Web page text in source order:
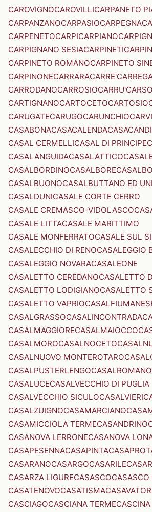
CAROVIGNOCAROVILLICARPANETO
CARPANZANOCARPASIOCARPEGNA
CARPENETOCARPICARPIANO
CARPIGNANO SESIACARPINETI
CARPINETO ROMANOCARPINETO
CARPINONECARRARACARRE'
CARRODANOCARROSIOCARRU'
CARTIGNANOCARTOCETOCARTOSIO
CARUGATECARUGOCARUNCHIO
CASABONACASACALENDA
CASAL CERMELLICASAL DI PRINCIPE
CASALANGUIDACASALATTICO
CASALBORDINOCASALBORE
CASALBUONOCASALBUTTANO ED
CASALDUNICASALE CORTE CERRO
CASALE CREMASCO-VIDOLASCO
CASALE LITTACASALE MARITTIMO
CASALE MONFERRATOCASALE SUL
CASALECCHIO DI RENOCASALEGGIO
CASALEGGIO NOVARACASALEONE
CASALETTO CEREDANOCASALETTO
CASALETTO LODIGIANOCASALETTO
CASALETTO VAPRIO
CASALGRASSOCASALINCONTRADA
CASALMAGGIORECASALMAIOCCO
CASALMOROCASALNOCETO
CASALNUOVO MONTEROTARO
CASALPUSTERLENGOCASALROMANO
CASALUCECASALVECCHIO DI PUGLIA
CASALVECCHIO SICULOCASALVIERI
CASALZUIGNOCASAMARCIANO
CASAMICCIOLA TERMECASANDRINO
CASANOVA LERRONECASANOVA
CASAPESENNACASAPINTA
CASARANOCASARGOCASARILE
CASARZA LIGURECASASCOCASASCO
CASATENOVOCASATISMA
CASCIAGOCASCIANA TERMECASCINA